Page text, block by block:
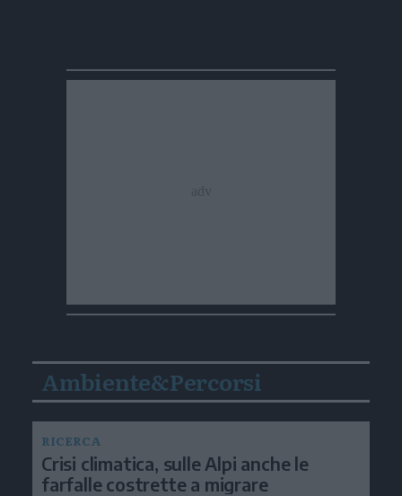
Ambiente&Percorsi
RICERCA
Crisi climatica, sulle Alpi anche le
farfalle costrette a migrare